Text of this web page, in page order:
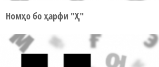
Номҳо бо ҳарфи "Ҳ"